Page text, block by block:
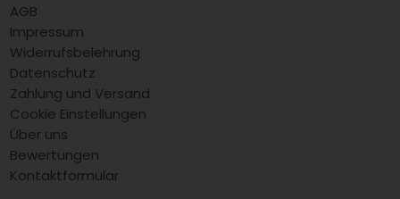
AGB
Impressum
Widerrufsbelehrung
Datenschutz
Zahlung und Versand
Cookie Einstellungen
Über uns
Bewertungen
Kontaktformular